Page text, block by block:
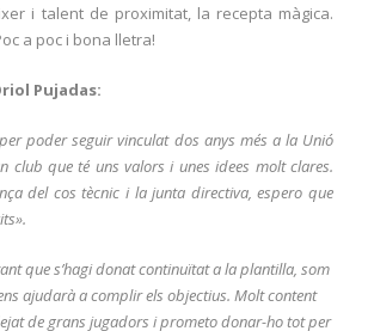
i talent de proximitat, la recepta màgica.
a poc i bona lletra!
Pujadas:
poder seguir vinculat dos anys més a la Unió
club que té uns valors i unes idees molt clares.
del cos tècnic i la junta directiva, espero que
que s’hagi donat continuïtat a la plantilla, som
ajudarà a complir els objectius. Molt content
de grans jugadors i prometo donar-ho tot per